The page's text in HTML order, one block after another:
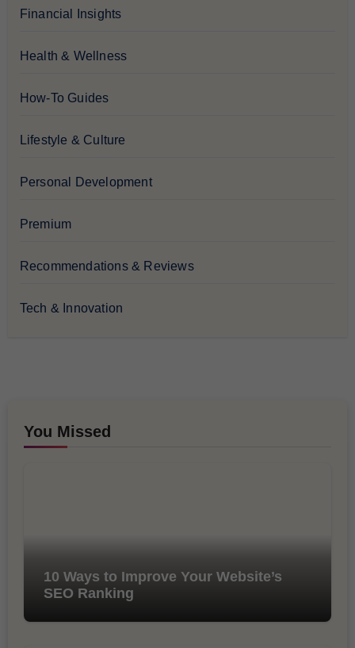
Financial Insights
Health & Wellness
How-To Guides
Lifestyle & Culture
Personal Development
Premium
Recommendations & Reviews
Tech & Innovation
You Missed
10 Ways to Improve Your Website’s
SEO Ranking